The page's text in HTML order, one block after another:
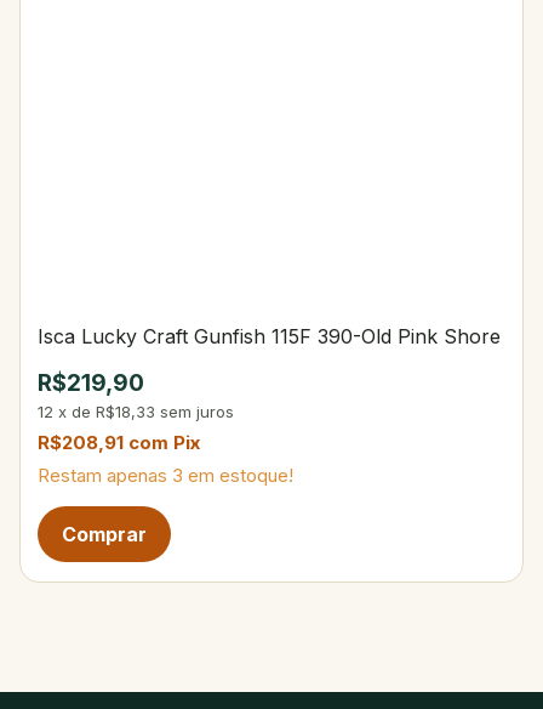
Isca Lucky Craft Gunfish 115F 390-Old Pink Shore
R$219,90
12 x de R$18,33 sem juros
R$208,91 com Pix
Restam apenas 3 em estoque!